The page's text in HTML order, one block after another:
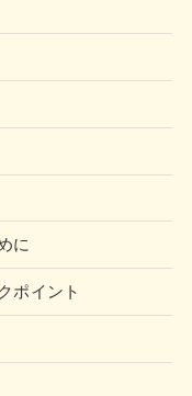
に
ポイント